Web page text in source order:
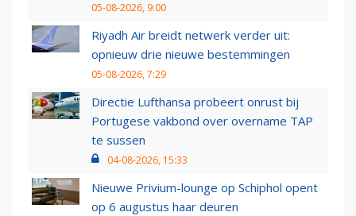
05-08-2026, 9:00
Riyadh Air breidt netwerk verder uit:
opnieuw drie nieuwe bestemmingen
05-08-2026, 7:29
Directie Lufthansa probeert onrust bij
Portugese vakbond over overname TAP
te sussen
04-08-2026, 15:33
Nieuwe Privium-lounge op Schiphol opent
op 6 augustus haar deuren